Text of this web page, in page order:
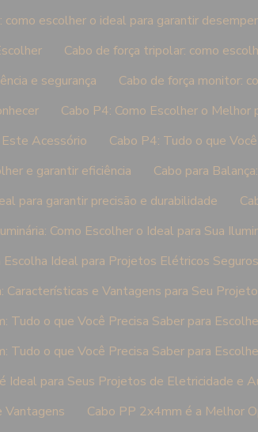
como escolher o ideal para garantir
Cabo de força tripolar: como
e segurança
Cabo de força monitor:
Cabo P4: Como Escolher o Melhor
Acessório
Cabo P4: Tudo o que
e garantir eficiência
Cabo para
para garantir precisão e durabilidade
Como Escolher o Ideal para Sua
Ideal para Projetos Elétricos
Características e Vantagens para Seu
Tudo o que Você Precisa Saber para
Tudo o que Você Precisa Saber para
Ideal para Seus Projetos de Eletricidade e
Vantagens
Cabo PP 2x4mm é a Melhor